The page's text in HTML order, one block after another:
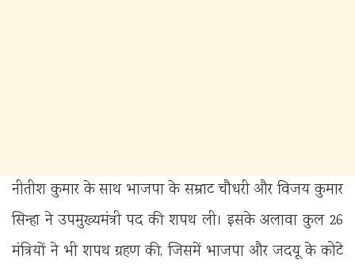
नीतीश कुमार के साथ भाजपा के सम्राट चौधरी और विजय कुमार
सिन्हा ने उपमुख्यमंत्री पद की शपथ ली। इसके अलावा कुल 26
मंत्रियों ने भी शपथ ग्रहण की, जिसमें भाजपा और जदयू के कोटे